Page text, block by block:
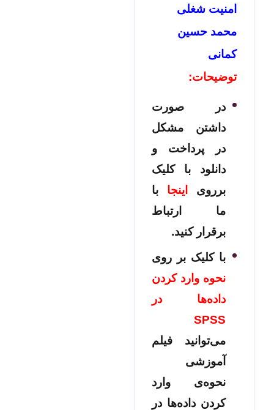
امنیت شغلی
محمد حسین
کمانی
توضیحات:
در صورت
داشتن مشکل
در پرداخت و
دانلود با کلیک
برروی اینجا
با
ما ارتباط
برقرار کنید.
با کلیک بر روی
نحوه وارد کردن
داده‌ها در
SPSS
می‌توانید فیلم
آموزشی
نحوه‌ی وارد
کردن داده‌ها در